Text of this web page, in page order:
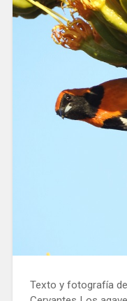
Texto y fotografía